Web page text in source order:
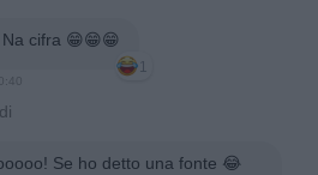
cifra 😁😁😁
1
Se ho detto una fonte 😂